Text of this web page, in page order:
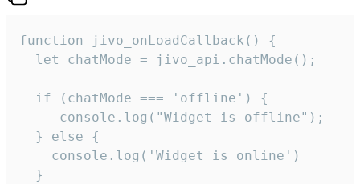
function jivo_onLoadCallback() {
  let chatMode = jivo_api.chatMode();
  if (chatMode === 'offline') {
     console.log("Widget is offline");
  } else {
    console.log('Widget is online')
  }